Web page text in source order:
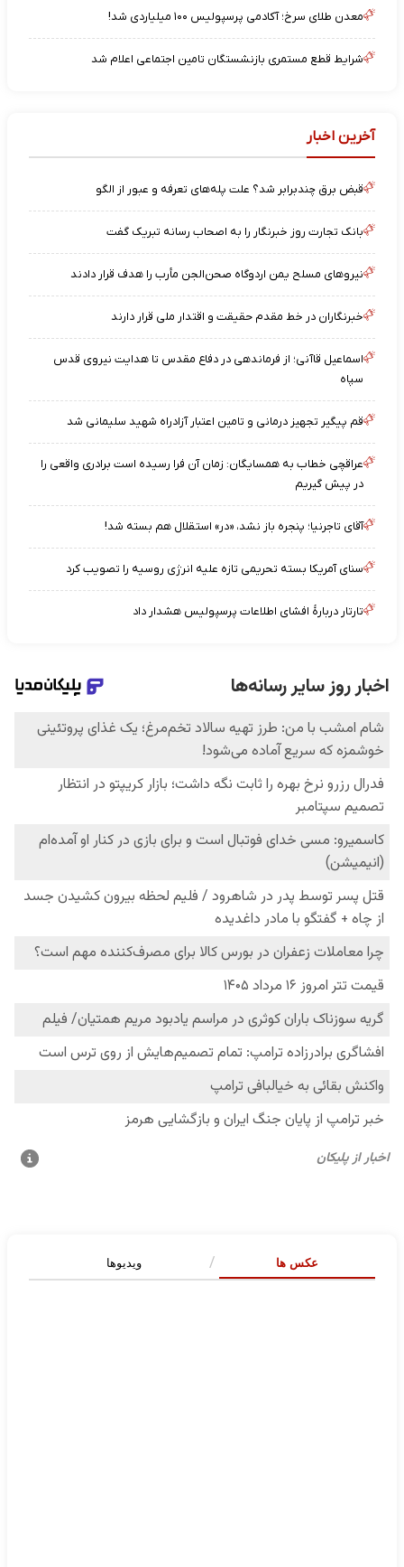
معدن طلای سرخ؛ آکادمی پرسپولیس ۱۰۰ میلیاردی شد!
شرایط قطع مستمری بازنشستگان تامین اجتماعی اعلام شد
آخرین اخبار
قبض برق چندبرابر شد؟ علت پله‌های تعرفه و عبور از الگو
بانک تجارت روز خبرنگار را به اصحاب رسانه تبریک گفت
نیروهای مسلح یمن اردوگاه صحن‌الجن مأرب را هدف قرار دادند
خبرنگاران در خط مقدم حقیقت و اقتدار ملی قرار دارند
اسماعیل قاآنی؛ از فرماندهی در دفاع مقدس تا هدایت نیروی قدس
سپاه
قم پیگیر تجهیز درمانی و تامین اعتبار آزادراه شهید سلیمانی شد
عراقچی خطاب به همسایگان: زمان آن فرا رسیده است برادری واقعی را
در پیش گیریم
آقای تاجرنیا؛ پنجره باز نشد، «در» استقلال هم بسته شد!
سنای آمریکا بسته تحریمی تازه علیه انرژی روسیه را تصویب کرد
تارتار دربارهٔ افشای اطلاعات پرسپولیس هشدار داد
عکس ها ویدیوها